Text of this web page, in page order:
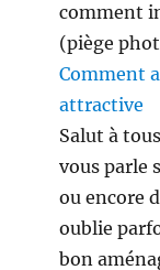
comment
(piège
Comment
attractive
Salut à
vous parle
ou encore
oublie
bon